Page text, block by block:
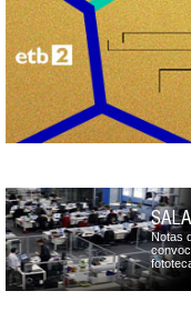
Notas